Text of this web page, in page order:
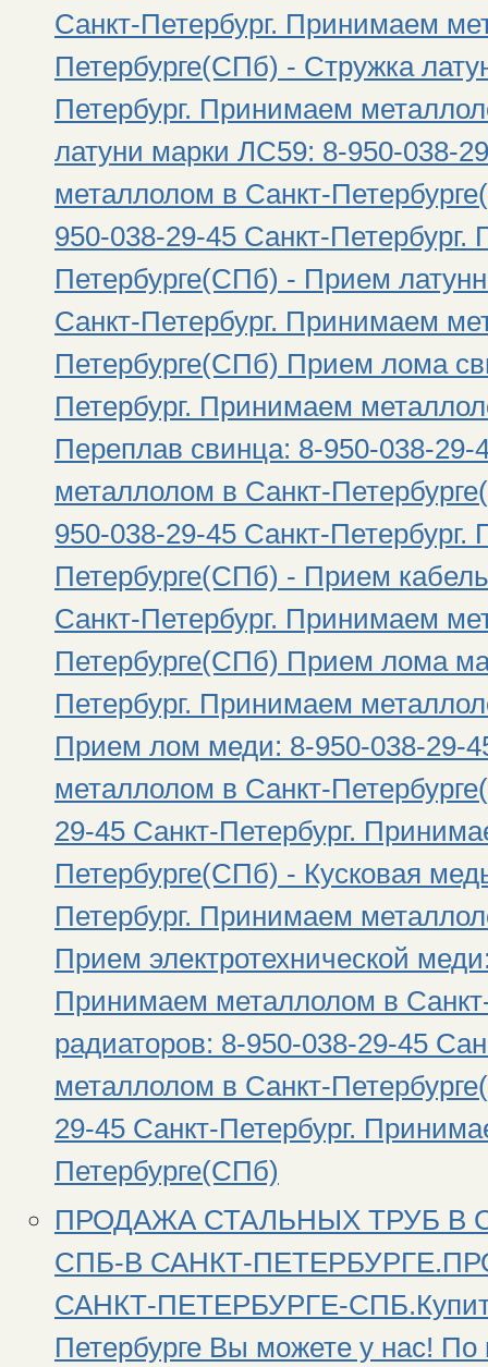
Санкт-Петербург. Принимаем
Петербурге(СПб) - Стружка
Петербург. Принимаем
латуни марки ЛС59: 8-950-038-
металлолом в Санкт-
950-038-29-45 Санкт-
Петербурге(СПб) - Прием
Санкт-Петербург. Принимаем
Петербурге(СПб) Прием лома
Петербург. Принимаем
Переплав свинца: 8-950-038-
металлолом в Санкт-
950-038-29-45 Санкт-
Петербурге(СПб) - Прием
Санкт-Петербург. Принимаем
Петербурге(СПб) Прием лома
Петербург. Принимаем
Прием лом меди: 8-950-038-29-
металлолом в Санкт-
29-45 Санкт-Петербург.
Петербурге(СПб) - Кусковая
Петербург. Принимаем
Прием электротехнической
Принимаем металлолом в
радиаторов: 8-950-038-29-45
металлолом в Санкт-
29-45 Санкт-Петербург.
Петербурге(СПб)
ПРОДАЖА СТАЛЬНЫХ ТРУБ В
СПБ-В САНКТ-
САНКТ-ПЕТЕРБУРГЕ-
Петербурге Вы можете у нас!